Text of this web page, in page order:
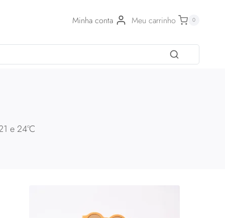
Minha conta Meu carrinho 0
e 24°C